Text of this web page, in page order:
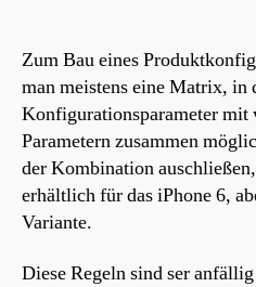
Zum Bau eines
man meistens eine Matrix,
Konfigurationsparameter mit
Parametern zusammen
der Kombination
erhältlich für das iPhone 6,
Variante.
Diese Regeln sind ser